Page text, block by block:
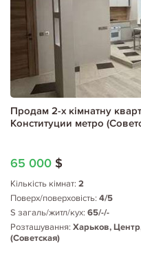
Продам 2-х кімнатну
Конституции метро
65 000 $
Кількість кімнат: 2
Поверх/поверховість: 4/5
S загаль/житл/кух: 65/-/-
Розташування: Харьков,
(Советская)